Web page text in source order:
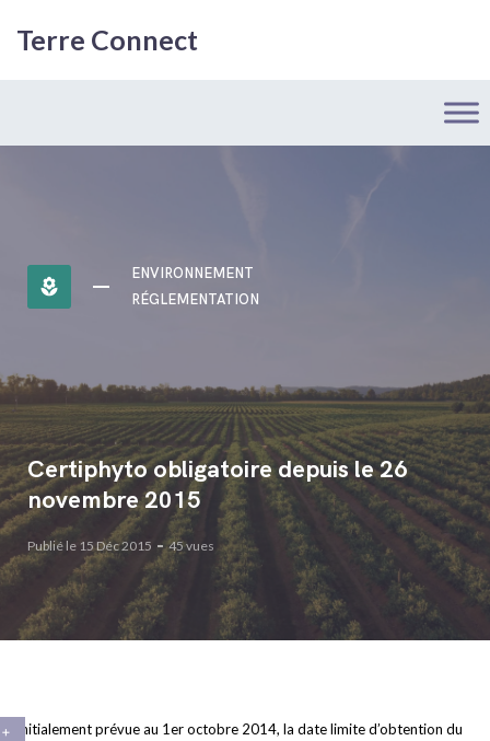
Terre Connect
local_florist
ENVIRONNEMENT
RÉGLEMENTATION
Certiphyto obligatoire depuis le 26
novembre 2015
Publié le 15 Déc 2015 45 vues
Initialement prévue au 1er octobre 2014, la date limite d’obtention du